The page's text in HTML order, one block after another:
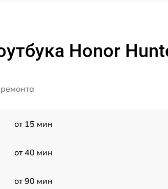
Honor
от 15 мин
от 40 мин
от 90 мин